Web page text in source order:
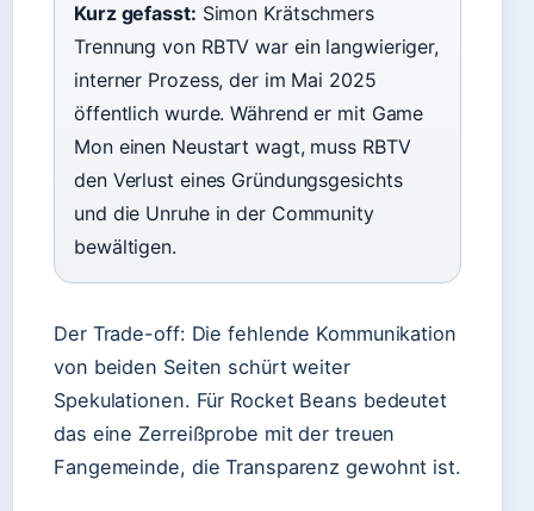
Kurz gefasst: Simon Krätschmers
Trennung von RBTV war ein langwieriger,
interner Prozess, der im Mai 2025
öffentlich wurde. Während er mit Game
Mon einen Neustart wagt, muss RBTV
den Verlust eines Gründungsgesichts
und die Unruhe in der Community
bewältigen.
Der Trade-off: Die fehlende Kommunikation
von beiden Seiten schürt weiter
Spekulationen. Für Rocket Beans bedeutet
das eine Zerreißprobe mit der treuen
Fangemeinde, die Transparenz gewohnt ist.